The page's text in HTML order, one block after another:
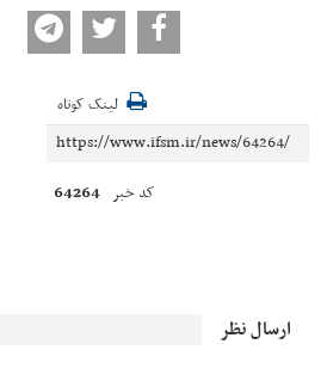
لینک کوتاه
کد خبر 64264
ارسال نظر